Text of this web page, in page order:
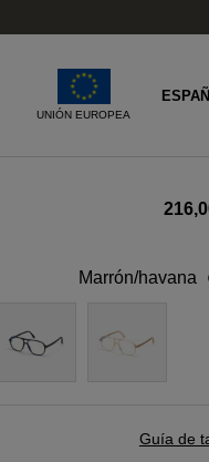
UNIÓN EUROPEA
marrón/havana
Guía de